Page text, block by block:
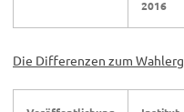
2016
Die Differenzen zum